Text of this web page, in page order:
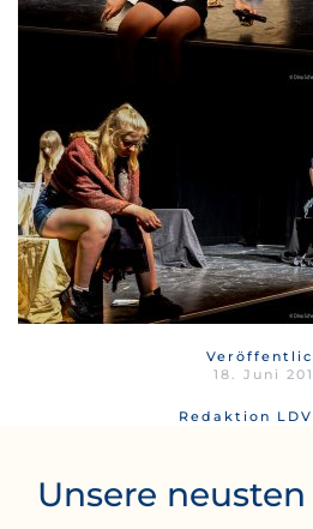
18. Juni
Redaktion
Unsere